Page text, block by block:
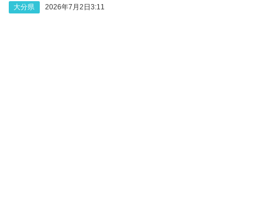
大分県 2026年7月2日3:11